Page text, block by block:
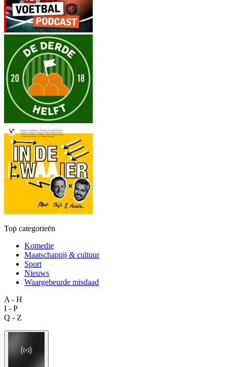
Top categorieën
Komedie
Maatschappij & cultuur
Sport
Nieuws
Waargebeurde misdaad
A - H
I - P
Q - Z